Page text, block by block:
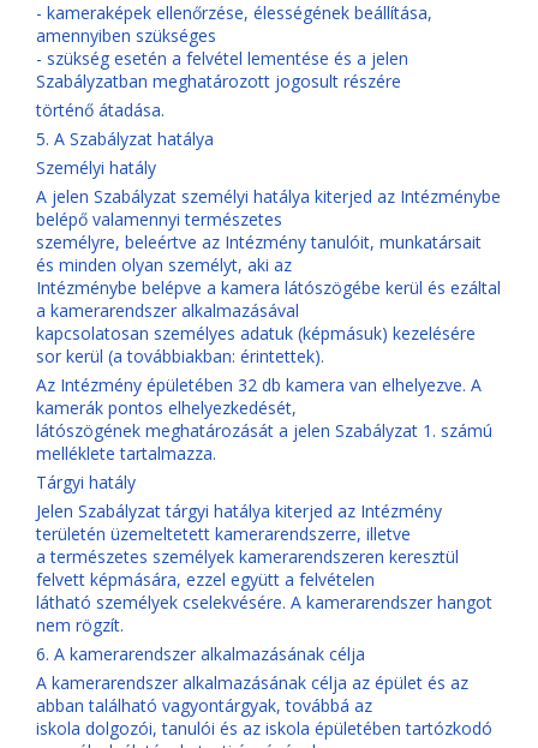
- kameraképek ellenőrzése, élességének beállítása,
amennyiben szükséges
- szükség esetén a felvétel lementése és a jelen
Szabályzatban meghatározott jogosult részére
történő átadása.
5. A Szabályzat hatálya
Személyi hatály
A jelen Szabályzat személyi hatálya kiterjed az Intézménybe
belépő valamennyi természetes
személyre, beleértve az Intézmény tanulóit, munkatársait
és minden olyan személyt, aki az
Intézménybe belépve a kamera látószögébe kerül és ezáltal
a kamerarendszer alkalmazásával
kapcsolatosan személyes adatuk (képmásuk) kezelésére
sor kerül (a továbbiakban: érintettek).
Az Intézmény épületében 32 db kamera van elhelyezve. A
kamerák pontos elhelyezkedését,
látószögének meghatározását a jelen Szabályzat 1. számú
melléklete tartalmazza.
Tárgyi hatály
Jelen Szabályzat tárgyi hatálya kiterjed az Intézmény
területén üzemeltetett kamerarendszerre, illetve
a természetes személyek kamerarendszeren keresztül
felvett képmására, ezzel együtt a felvételen
látható személyek cselekvésére. A kamerarendszer hangot
nem rögzít.
6. A kamerarendszer alkalmazásának célja
A kamerarendszer alkalmazásának célja az épület és az
abban található vagyontárgyak, továbbá az
iskola dolgozói, tanulói és az iskola épületében tartózkodó